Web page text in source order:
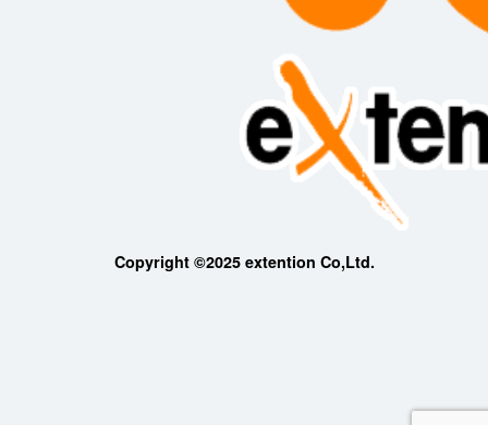
Copyright ©2025 extention Co,Ltd.